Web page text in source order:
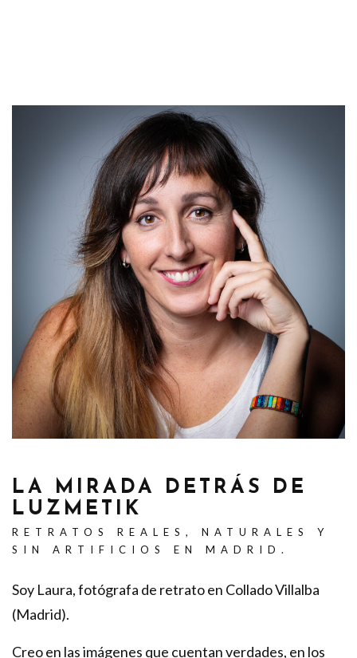
LA MIRADA DETRÁS DE
LUZMETIK
RETRATOS REALES, NATURALES Y
SIN ARTIFICIOS EN MADRID.
Soy Laura, fotógrafa de retrato en Collado Villalba
(Madrid).
Creo en las imágenes que cuentan verdades, en los